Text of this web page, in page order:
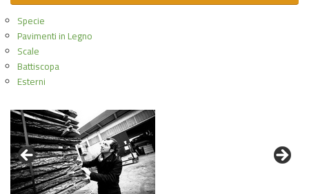
Specie
Pavimenti in Legno
Scale
Battiscopa
Esterni